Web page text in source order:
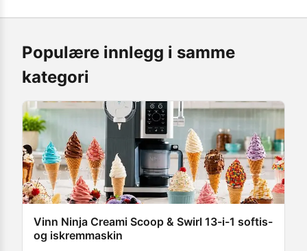
Populære innlegg i samme
kategori
Vinn Ninja Creami Scoop & Swirl 13-i-1 softis-
og iskremmaskin